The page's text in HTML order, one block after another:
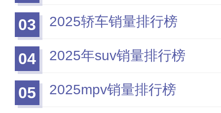
03 2025轿车销量排行榜
04 2025年suv销量排行榜
05 2025mpv销量排行榜